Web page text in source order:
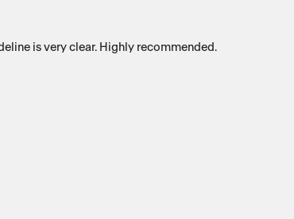
because the guideline is very clear. Highly recommended.